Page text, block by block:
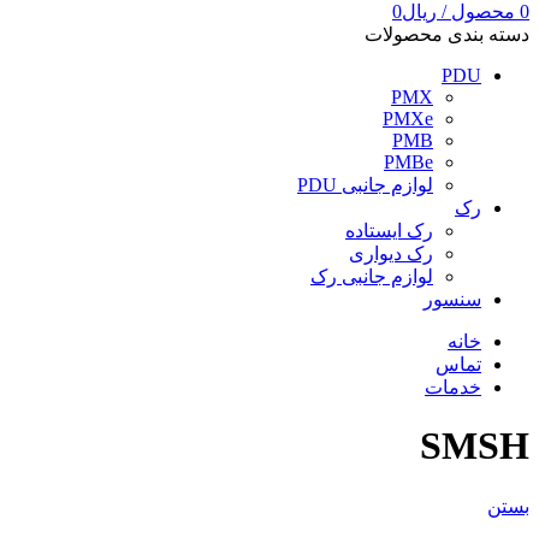
0 محصول / ریال0
دسته بندی محصولات
PDU
PMX
PMXe
PMB
PMBe
لوازم جانبی PDU
رک
رک ایستاده
رک دیواری
لوازم جانبی رک
سنسور
خانه
تماس
خدمات
SMSH
بستن